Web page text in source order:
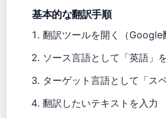
基本的な翻訳手順
翻訳ツールを開く（Google
ソース言語として「英語」
ターゲット言語として「ス
翻訳したいテキストを入力